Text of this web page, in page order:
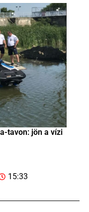
tavon: jön a vízi
15:33